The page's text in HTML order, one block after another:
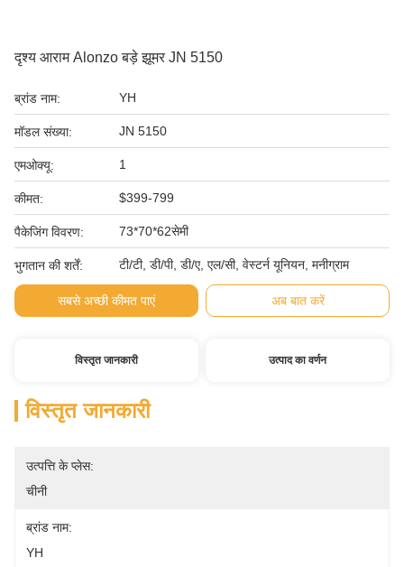
दृश्य आराम Alonzo बड़े झूमर JN 5150
ब्रांड नाम: YH
मॉडल संख्या: JN 5150
एमओक्यू: 1
कीमत: $399-799
पैकेजिंग विवरण: 73*70*62सेमी
भुगतान की शर्तें: टी/टी, डी/पी, डी/ए, एल/सी, वेस्टर्न यूनियन, मनीग्राम
सबसे अच्छी कीमत पाएं अब बात करें
विस्तृत जानकारी उत्पाद का वर्णन
विस्तृत जानकारी
उत्पत्ति के प्लेस:
चीनी
ब्रांड नाम:
YH